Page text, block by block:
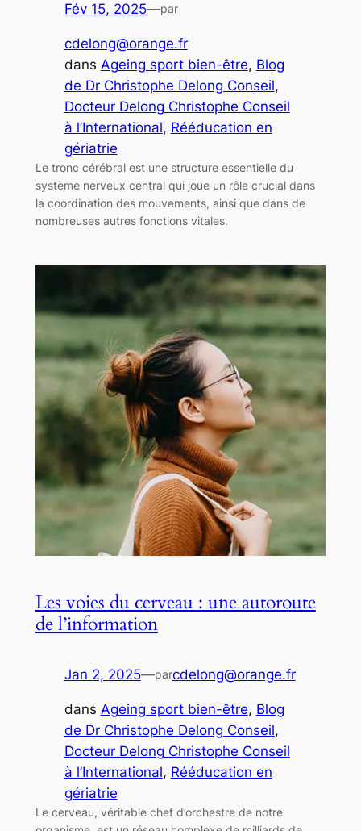
Fév 15, 2025—par
cdelong@orange.fr
dans Ageing sport bien-être, Blog
de Dr Christophe Delong Conseil
Docteur Delong Christophe Conseil
à l’International, Rééducation en
gériatrie
Le tronc cérébral est une structure essentielle du
système nerveux central qui joue un rôle crucial dans
la coordination des mouvements, ainsi que dans de
nombreuses autres fonctions vitales.
Les voies du cerveau : une autoroute
de l’information
Jan 2, 2025—parcdelong@orange.fr
dans Ageing sport bien-être, Blog
de Dr Christophe Delong Conseil
Docteur Delong Christophe Conseil
à l’International, Rééducation en
gériatrie
Le cerveau, véritable chef d’orchestre de notre